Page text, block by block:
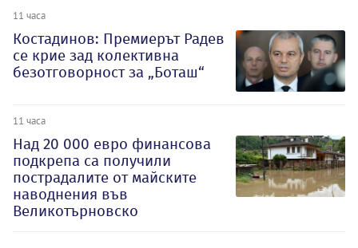
11 часа
Костадинов: Премиерът Радев
се крие зад колективна
безотговорност за „Боташ“
11 часа
Над 20 000 евро финансова
подкрепа са получили
пострадалите от майските
наводнения във
Великотърновско